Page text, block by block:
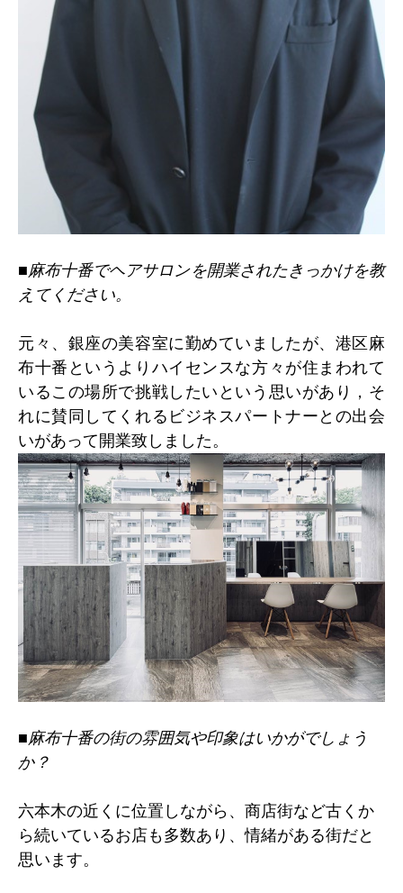
■麻布十番でヘアサロンを開業されたきっかけを教
えてください。
元々、銀座の美容室に勤めていましたが、港区麻
布十番というよりハイセンスな方々が住まわれて
いるこの場所で挑戦したいという思いがあり，そ
れに賛同してくれるビジネスパートナーとの出会
いがあって開業致しました。
■麻布十番の街の雰囲気や印象はいかがでしょう
か？
六本木の近くに位置しながら、商店街など古くか
ら続いているお店も多数あり、情緒がある街だと
思います。